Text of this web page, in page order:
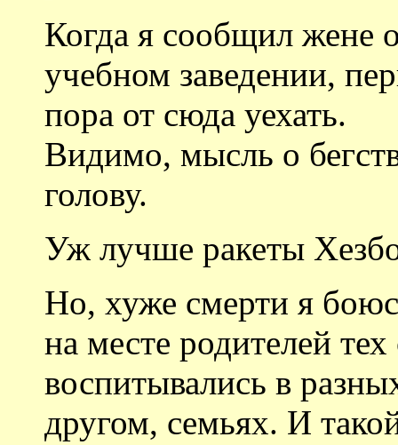
Когда я сообщил жене
учебном заведении,
пора от сюда уехать.
Видимо, мысль о
голову.
Уж лучше ракеты
Но, хуже смерти я
на месте родителей
воспитывались в
другом, семьях. И